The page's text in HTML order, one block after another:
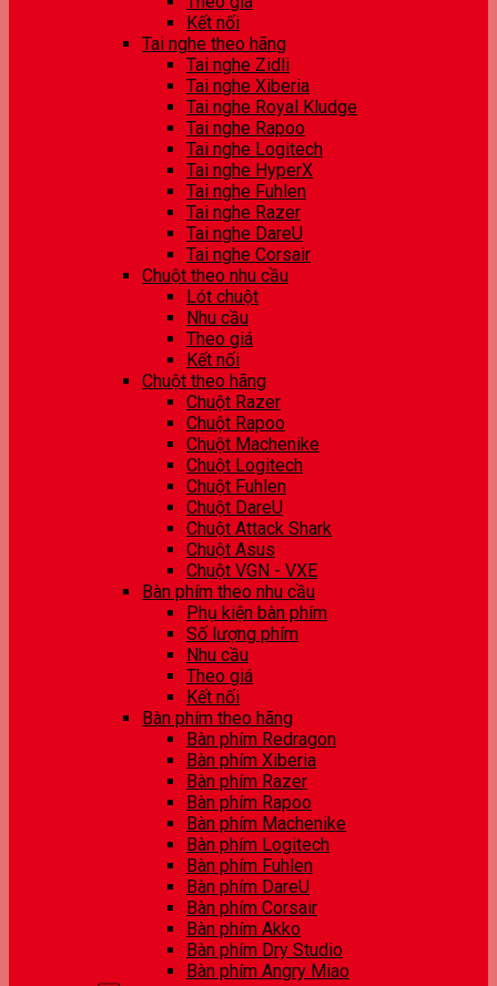
Kết nối
Tai nghe theo hãng
Tai nghe Zidli
Tai nghe Xiberia
Tai nghe Royal Kludge
Tai nghe Rapoo
Tai nghe Logitech
Tai nghe HyperX
Tai nghe Fuhlen
Tai nghe Razer
Tai nghe DareU
Tai nghe Corsair
Chuột theo nhu cầu
Lót chuột
Nhu cầu
Theo giá
Kết nối
Chuột theo hãng
Chuột Razer
Chuột Rapoo
Chuột Machenike
Chuột Logitech
Chuột Fuhlen
Chuột DareU
Chuột Attack Shark
Chuột Asus
Chuột VGN - VXE
Bàn phím theo nhu cầu
Phụ kiện bàn phím
Số lượng phím
Nhu cầu
Theo giá
Kết nối
Bàn phím theo hãng
Bàn phím Redragon
Bàn phím Xiberia
Bàn phím Razer
Bàn phím Rapoo
Bàn phím Machenike
Bàn phím Logitech
Bàn phím Fuhlen
Bàn phím DareU
Bàn phím Corsair
Bàn phím Akko
Bàn phím Dry Studio
Bàn phím Angry Miao